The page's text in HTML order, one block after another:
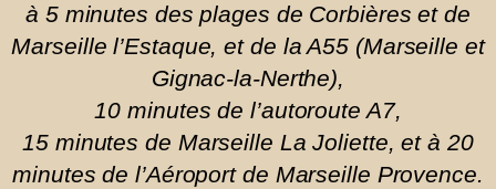
à 5 minutes des plages de Corbières et de
Marseille l’Estaque, et de la A55 (Marseille et
Gignac-la-Nerthe),
10 minutes de l’autoroute A7,
15 minutes de Marseille La Joliette, et à 20
minutes de l’Aéroport de Marseille Provence.